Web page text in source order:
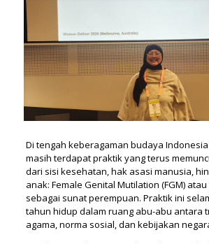
Di tengah keberagaman budaya Indonesia
masih terdapat praktik yang terus
dari sisi kesehatan, hak asasi manusia,
anak: Female Genital Mutilation (FGM)
sebagai sunat perempuan. Praktik ini
tahun hidup dalam ruang abu-abu antara
agama, norma sosial, dan kebijakan